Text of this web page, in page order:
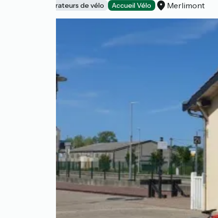
Loueurs/réparateurs de vélo Accueil Vélo Merlimont